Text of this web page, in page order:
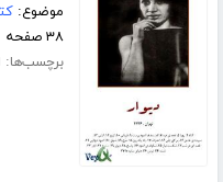
موضوع:
۳۸ صفحه
برچسب‌ها: